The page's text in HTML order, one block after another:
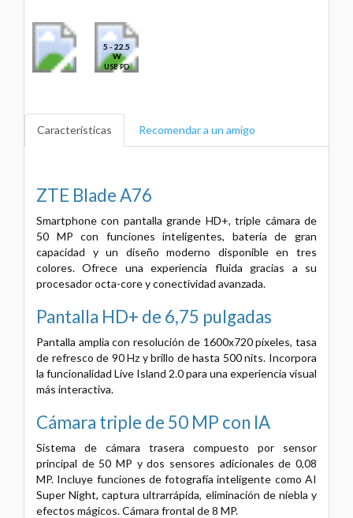
5 - 22.5
W
USB PD
Características Recomendar a un amigo
ZTE Blade A76
Smartphone con pantalla grande HD+, triple cámara de
50 MP con funciones inteligentes, batería de gran
capacidad y un diseño moderno disponible en tres
colores. Ofrece una experiencia fluida gracias a su
procesador octa-core y conectividad avanzada.
Pantalla HD+ de 6,75 pulgadas
Pantalla amplia con resolución de 1600x720 píxeles, tasa
de refresco de 90 Hz y brillo de hasta 500 nits. Incorpora
la funcionalidad Live Island 2.0 para una experiencia visual
más interactiva.
Cámara triple de 50 MP con IA
Sistema de cámara trasera compuesto por sensor
principal de 50 MP y dos sensores adicionales de 0,08
MP. Incluye funciones de fotografía inteligente como AI
Super Night, captura ultrarrápida, eliminación de niebla y
efectos mágicos. Cámara frontal de 8 MP.